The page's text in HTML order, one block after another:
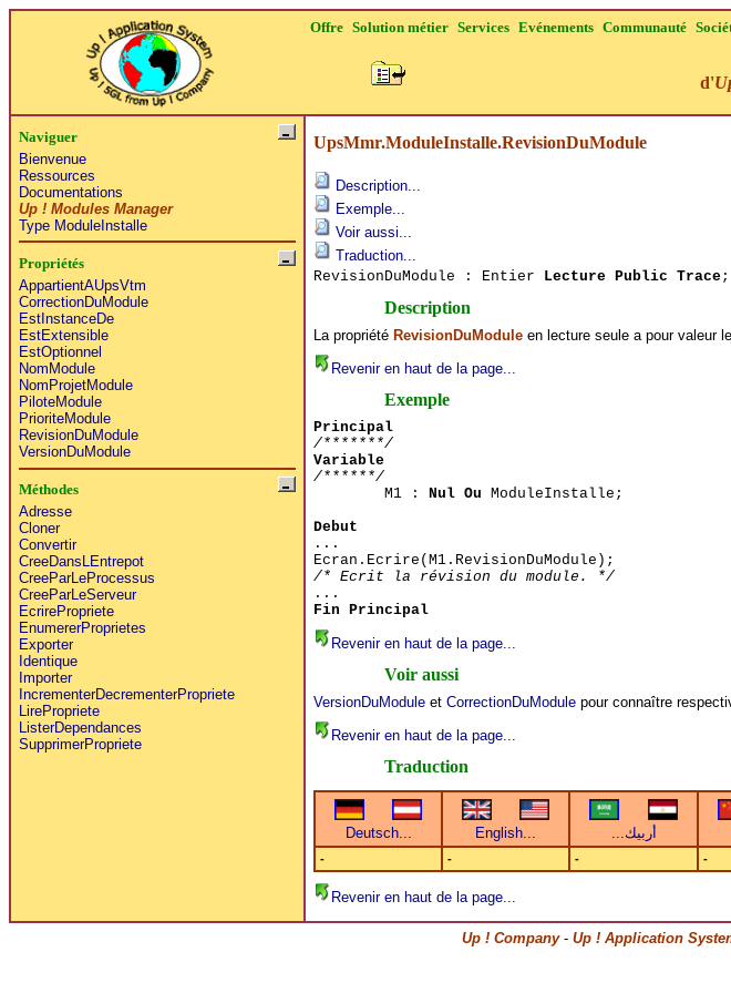
Offre Solution métier Services Evénements Communauté
d'
Naviguer
Bienvenue
Ressources
Documentations
Up ! Modules Manager
Type ModuleInstalle
Propriétés
AppartientAUpsVtm
CorrectionDuModule
EstInstanceDe
EstExtensible
EstOptionnel
NomModule
NomProjetModule
PiloteModule
PrioriteModule
RevisionDuModule
VersionDuModule
Méthodes
Adresse
Cloner
Convertir
CreeDansLEntrepot
CreeParLeProcessus
CreeParLeServeur
EcrirePropriete
EnumererProprietes
Exporter
Identique
Importer
IncrementerDecrementerPropriete
LirePropriete
ListerDependances
SupprimerPropriete
UpsMmr.ModuleInstalle.RevisionDuModule
Description...
Exemple...
Voir aussi...
Traduction...
RevisionDuModule : Entier Lecture Public Trace;
Description
La propriété RevisionDuModuleen lecture seule a pour valeur
Revenir en haut de la page...
Exemple
Principal
/*******/
Variable
/******/
M1 : Nul Ou ModuleInstalle;
Debut
...
Ecran.Ecrire(M1.RevisionDuModule);
/* Ecrit la révision du module. */
...
Fin Principal
Revenir en haut de la page...
Voir aussi
VersionDuModuleet CorrectionDuModulepour connaître
Revenir en haut de la page...
Traduction
- - - -
Revenir en haut de la page...
Up ! Company- Up ! Application